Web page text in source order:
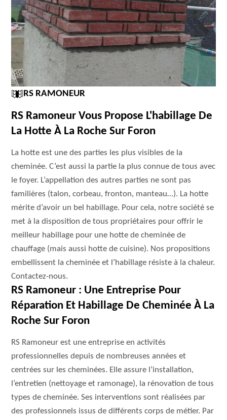
RS RAMONEUR
RS Ramoneur Vous Propose L'habillage De
La Hotte À La Roche Sur Foron
La hotte est une des parties les plus visibles de la
cheminée. C’est aussi la partie la plus connue de tous avec
le foyer. L’appellation des autres parties ne sont pas
familières (talon, corbeau, fronton, manteau…). La hotte
mérite d’avoir un bel habillage. Pour cela, notre société se
met à la disposition de tous propriétaires pour offrir le
meilleur habillage pour une hotte de cheminée de
chauffage (mais aussi hotte de cuisine). Nos propositions
embellissent la cheminée et l’habillage résiste à la chaleur.
Contactez-nous.
RS Ramoneur : Une Entreprise Pour
Réparation Et Habillage De Cheminée À La
Roche Sur Foron
RS Ramoneur est une entreprise en activités
professionnelles depuis de nombreuses années et
centrées sur les cheminées. Elle assure l’installation,
l’entretien (nettoyage et ramonage), la rénovation de tous
types de cheminée. Ses interventions sont réalisées par
des professionnels issus de différents corps de métier. Par